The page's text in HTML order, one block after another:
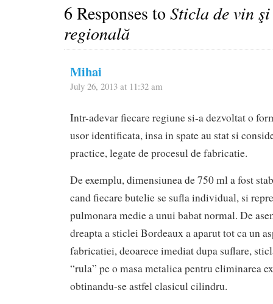
6 Responses toSticla de vin
regională
Mihai
July 26, 2013 at 11:32 am
Intr-adevar fiecare regiune si-a dezvoltat o
usor identificata, insa in spate au stat si
practice, legate de procesul de fabricatie.
De exemplu, dimensiunea de 750 ml a fost
cand fiecare butelie se sufla individual, si
pulmonara medie a unui babat normal. De
dreapta a sticlei Bordeaux a aparut tot ca un
fabricatiei, deoarece imediat dupa suflare,
“rula” pe o masa metalica pentru eliminarea
obtinandu-se astfel clasicul cilindru.